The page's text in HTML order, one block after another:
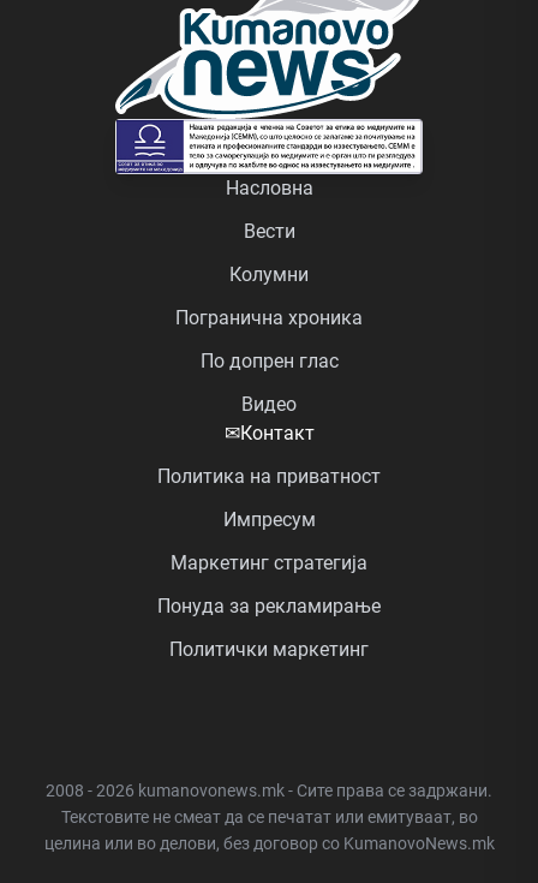
Насловна
Вести
Колумни
Погранична хроника
По допрен глас
Видео
✉Контакт
Политика на приватност
Импресум
Маркетинг стратегија
Понуда за рекламирање
Политички маркетинг
2008 - 2026 kumanovonews.mk - Сите права се задржани.
Текстовите не смеат да се печатат или емитуваат, во
целина или во делови, без договор со KumanovoNews.mk